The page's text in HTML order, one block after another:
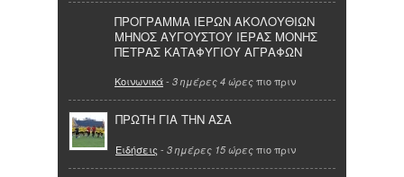
ΠΡΟΓΡΑΜΜΑ ΙΕΡΩΝ ΑΚΟΛΟΥΘΙΩΝ
ΜΗΝΟΣ ΑΥΓΟΥΣΤΟΥ ΙΕΡΑΣ ΜΟΝΗΣ
ΠΕΤΡΑΣ ΚΑΤΑΦΥΓΙΟΥ ΑΓΡΑΦΩΝ
Κοινωνικά- 3 ημέρες 4 ώρες πιο πριν
ΠΡΩΤΗ ΓΙΑ ΤΗΝ ΑΣΑ
Ειδήσεις - 3 ημέρες 15 ώρες πιο πριν